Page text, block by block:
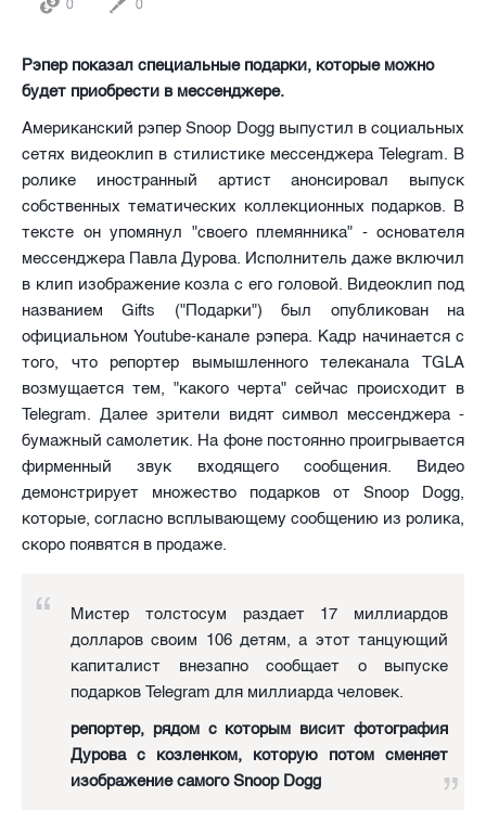
0 0
Рэпер показал специальные подарки, которые можно
будет приобрести в мессенджере.
Американский рэпер Snoop Dogg выпустил в социальных
сетях видеоклип в стилистике мессенджера Telegram. В
ролике иностранный артист анонсировал выпуск
собственных тематических коллекционных подарков. В
тексте он упомянул "своего племянника" - основателя
мессенджера Павла Дурова. Исполнитель даже включил
в клип изображение козла с его головой. Видеоклип под
названием Gifts ("Подарки") был опубликован на
официальном Youtube-канале рэпера. Кадр начинается с
того, что репортер вымышленного телеканала TGLA
возмущается тем, "какого черта" сейчас происходит в
Telegram. Далее зрители видят символ мессенджера -
бумажный самолетик. На фоне постоянно проигрывается
фирменный звук входящего сообщения. Видео
демонстрирует множество подарков от Snoop Dogg,
которые, согласно всплывающему сообщению из ролика,
скоро появятся в продаже.
Мистер толстосум раздает 17 миллиардов
долларов своим 106 детям, а этот танцующий
капиталист внезапно сообщает о выпуске
подарков Telegram для миллиарда человек.
репортер, рядом с которым висит фотография
Дурова с козленком, которую потом сменяет
изображение самого Snoop Dogg